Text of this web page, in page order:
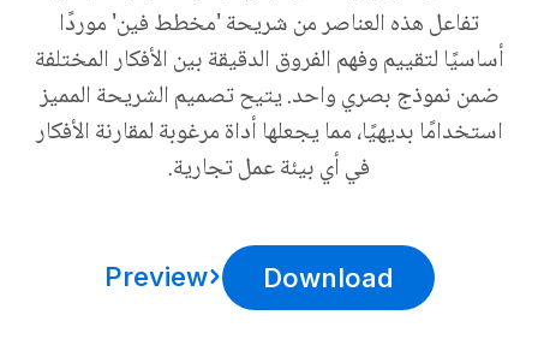
تفاعل هذه العناصر من شريحة 'مخطط فين' موردًا
أساسيًا لتقييم وفهم الفروق الدقيقة بين الأفكار المختلفة
ضمن نموذج بصري واحد. يتيح تصميم الشريحة المميز
استخدامًا بديهيًا، مما يجعلها أداة مرغوبة لمقارنة الأفكار
في أي بيئة عمل تجارية.
Download
Preview